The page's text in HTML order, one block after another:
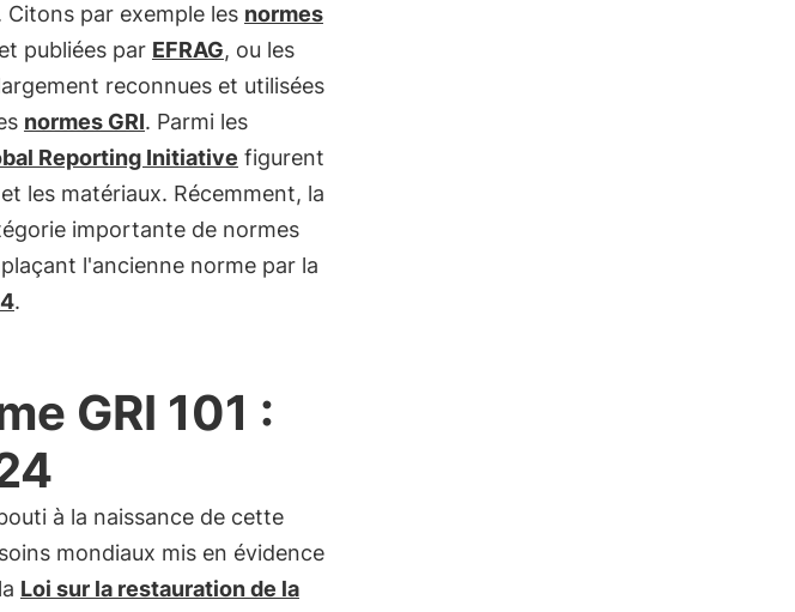
par exemple les normes
publiées par EFRAG, ou les
reconnues et utilisées
normes GRI. Parmi les
Reporting Initiative figurent
les matériaux. Récemment, la
importante de normes
l'ancienne norme par la
.
GRI 101 :
à la naissance de cette
mondiaux mis en évidence
Loi sur la restauration de la